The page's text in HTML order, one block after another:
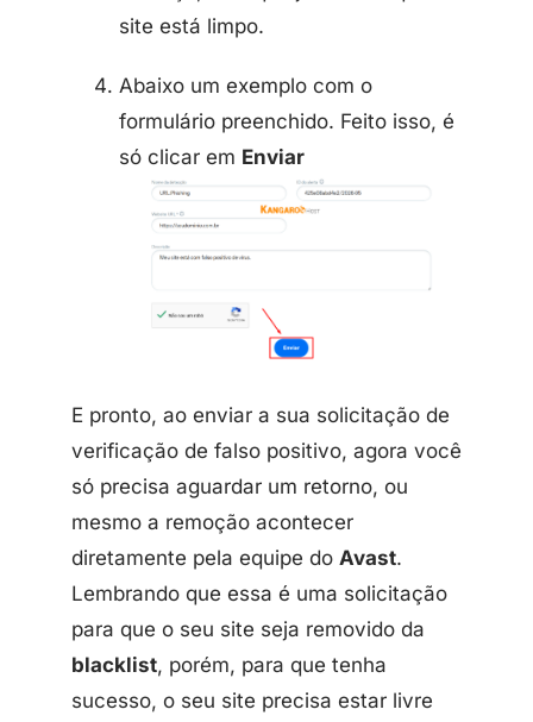
site está limpo.
Abaixo um exemplo com o
formulário preenchido. Feito isso, é
só clicar em Enviar
E pronto, ao enviar a sua solicitação de
verificação de falso positivo, agora você
só precisa aguardar um retorno, ou
mesmo a remoção acontecer
diretamente pela equipe do Avast.
Lembrando que essa é uma solicitação
para que o seu site seja removido da
blacklist, porém, para que tenha
sucesso, o seu site precisa estar livre